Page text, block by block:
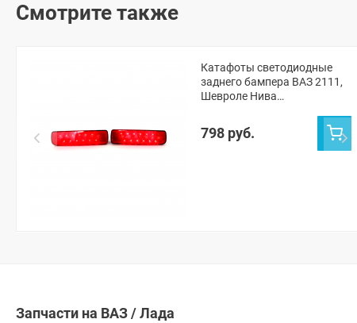
Смотрите также
Катафоты светодиодные
заднего бампера ВАЗ 2111,
Шевроле Нива
798 руб.
Запчасти на ВАЗ / Лада